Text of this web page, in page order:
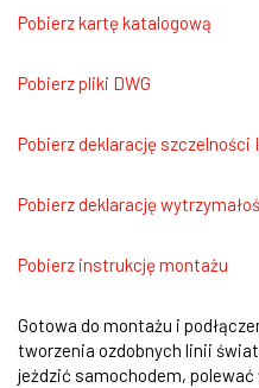
Pobierz kartę katalogową
Pobierz pliki DWG
Pobierz deklarację szczelności
Pobierz deklarację
Pobierz instrukcję montażu
Gotowa do montażu i
tworzenia ozdobnych linii
jeździć samochodem,